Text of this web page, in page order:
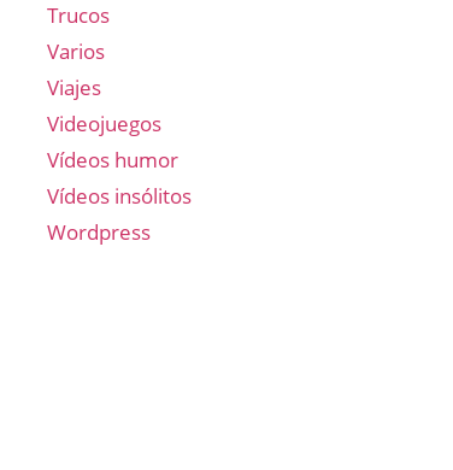
Trucos
Varios
Viajes
Videojuegos
Vídeos humor
Vídeos insólitos
Wordpress